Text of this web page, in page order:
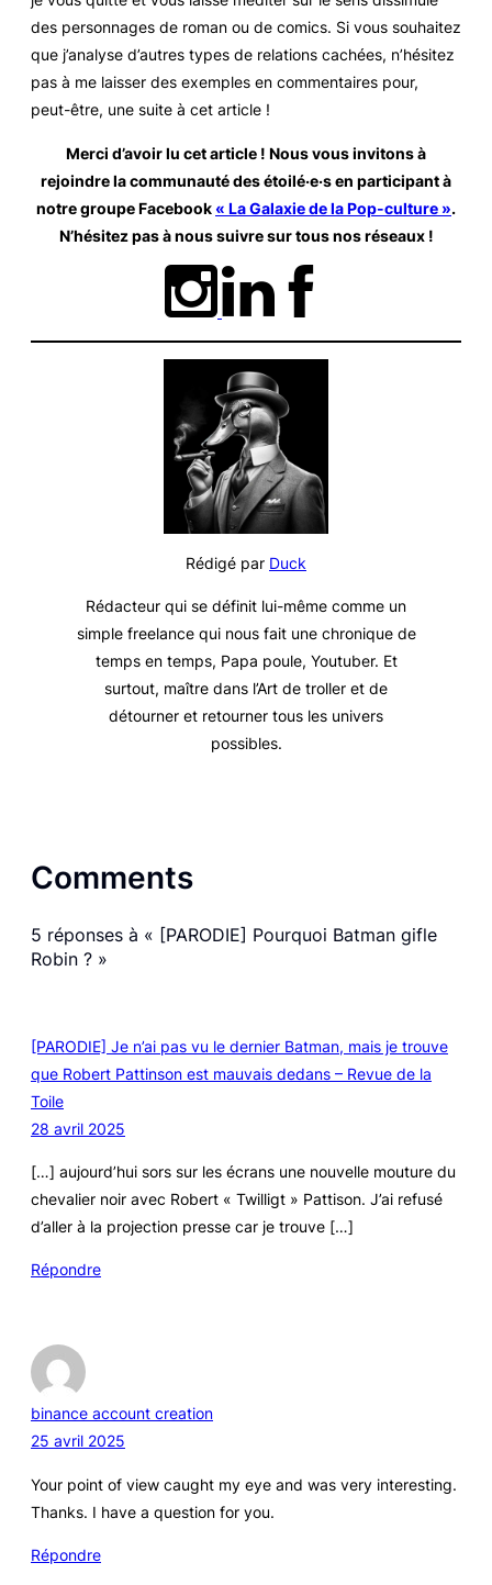
des personnages de roman ou de comics. Si vous souhaitez
que j’analyse d’autres types de relations cachées, n’hésitez
pas à me laisser des exemples en commentaires pour,
peut-être, une suite à cet article !
Merci d’avoir lu cet article ! Nous vous invitons à
rejoindre la communauté des étoilé·e·s en participant à
notre groupe Facebook « La Galaxie de la Pop-culture ».
N’hésitez pas à nous suivre sur tous nos réseaux!
Rédigé par Duck
Rédacteur qui se définit lui-même comme un
simple freelance qui nous fait une chronique de
temps en temps, Papa poule, Youtuber. Et
surtout, maître dans l’Art de troller et de
détourner et retourner tous les univers
possibles.
Comments
5 réponses à « [PARODIE] Pourquoi Batman gifle
Robin ? »
[PARODIE] Je n’ai pas vu le dernier Batman, mais je trouve
que Robert Pattinson est mauvais dedans – Revue de la
Toile
28 avril 2025
[…] aujourd’hui sors sur les écrans une nouvelle mouture du
chevalier noir avec Robert « Twilligt » Pattison. J’ai refusé
d’aller à la projection presse car je trouve […]
Répondre
binance account creation
25 avril 2025
Your point of view caught my eye and was very interesting.
Thanks. I have a question for you.
Répondre